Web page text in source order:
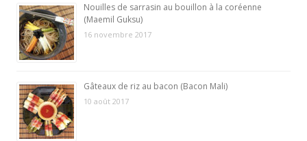
Nouilles de sarrasin au bouillon à la coréenne
(Maemil Guksu)
16 novembre 2017
Gâteaux de riz au bacon (Bacon Mali)
10 août 2017